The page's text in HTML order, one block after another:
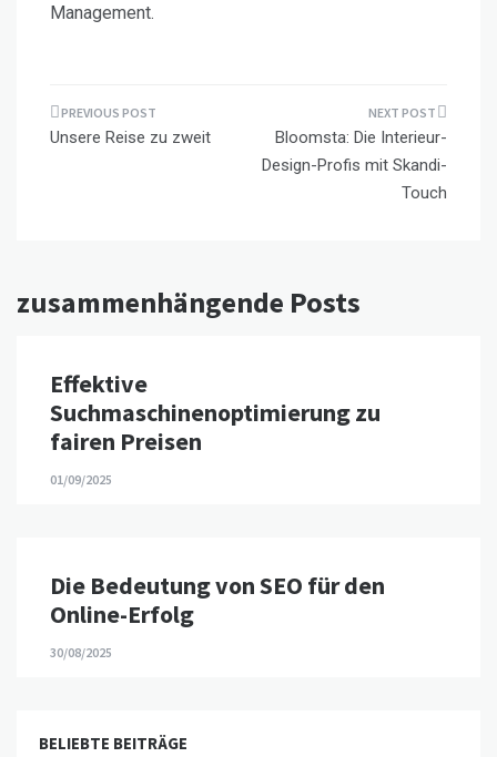
Management.
Beitragsnavigation
Unsere Reise zu zweit
Bloomsta: Die Interieur-
Design-Profis mit Skandi-
Touch
zusammenhängende Posts
Effektive
Suchmaschinenoptimierung zu
fairen Preisen
01/09/2025
Die Bedeutung von SEO für den
Online-Erfolg
30/08/2025
BELIEBTE BEITRÄGE